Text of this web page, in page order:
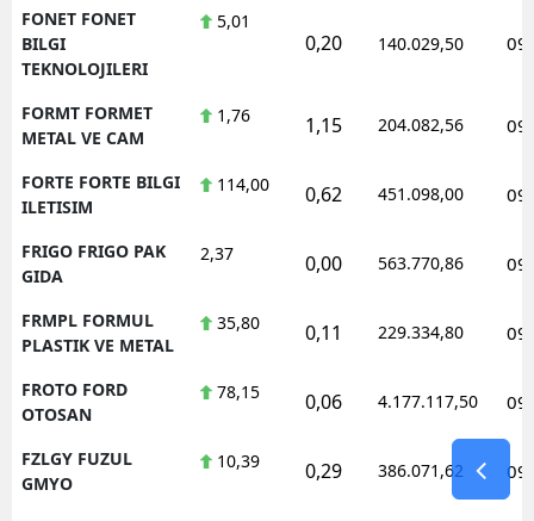
FONET FONET
BILGI
TEKNOLOJILERI
5,01
0,20 140.029,50
FORMT FORMET
METAL VE CAM
1,76 1,15 204.082,56
FORTE FORTE BILGI
ILETISIM
114,00 0,62 451.098,00
FRIGO FRIGO PAK
GIDA
2,37 0,00 563.770,86
FRMPL FORMUL
PLASTIK VE METAL
35,80 0,11 229.334,80
FROTO FORD
OTOSAN
78,15 0,06 4.177.117,50
FZLGY FUZUL
GMYO
10,39 0,29 386.071,62